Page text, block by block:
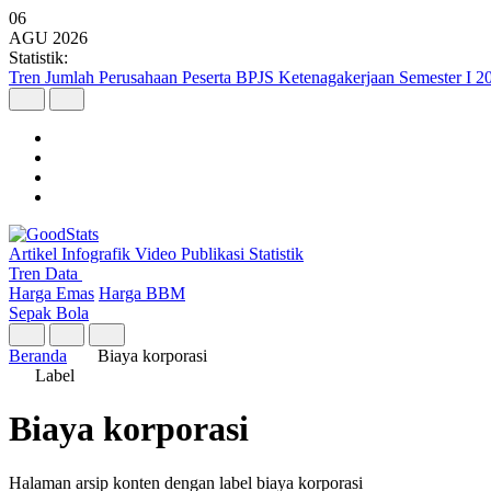
06
AGU 2026
Statistik:
Tren Jumlah Perusahaan Peserta BPJS Ketenagakerjaan Semester I
Artikel Infografik Video Publikasi Statistik
Tren Data
Harga Emas Harga BBM
Sepak Bola
Beranda
Biaya korporasi
Label
Biaya korporasi
Halaman arsip konten dengan label biaya korporasi